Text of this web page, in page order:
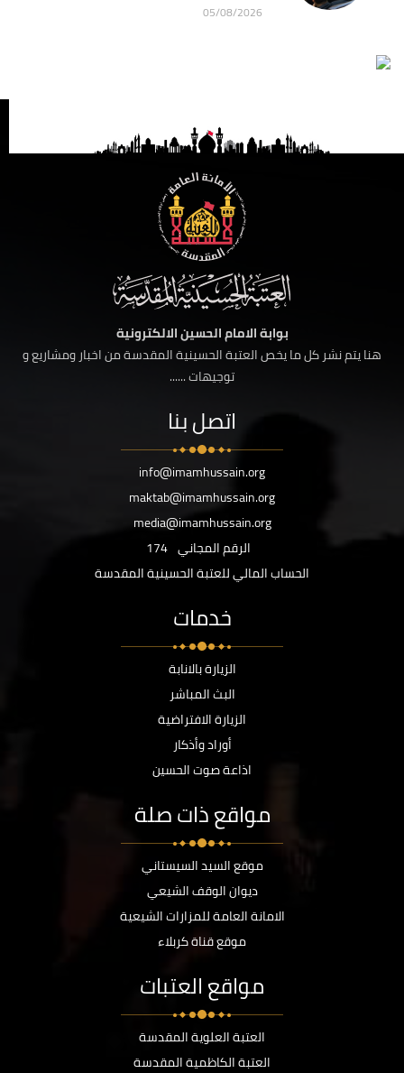
05/08/2026
بوابة الامام الحسين الالكترونية
هنا يتم نشر كل ما يخص العتبة الحسينية المقدسة من اخبار ومشاريع و
توجيهات ......
اتصل بنا
info@imamhussain.org
maktab@imamhussain.org
media@imamhussain.org
الرقم المجاني 174
الحساب المالي للعتبة الحسينية المقدسة
خدمات
الزيارة بالانابة
البث المباشر
الزيارة الافتراضية
أوراد وأذكار
اذاعة صوت الحسين
مواقع ذات صلة
موقع السيد السيستاني
ديوان الوقف الشيعي
الامانة العامة للمزارات الشيعية
موقع قناة كربلاء
مواقع العتبات
العتبة العلوية المقدسة
العتبة الكاظمية المقدسة